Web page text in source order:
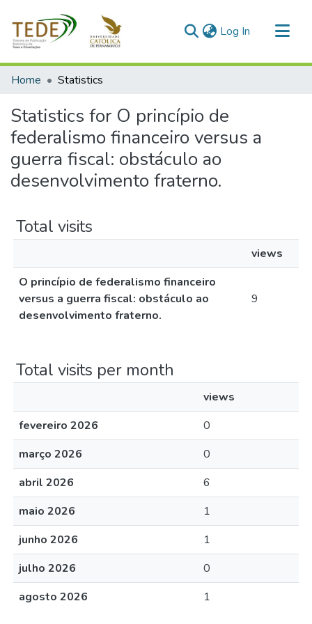
Log In (current)
Communities & Collections
Home Statistics
Statistics for O princípio de
federalismo financeiro versus a
guerra fiscal: obstáculo ao
desenvolvimento fraterno.
Total visits
views
O princípio de federalismo financeiro
versus a guerra fiscal: obstáculo ao
desenvolvimento fraterno.
9
Total visits per month
views
fevereiro 2026
0
março 2026
0
abril 2026
6
maio 2026
1
junho 2026
1
julho 2026
0
agosto 2026
1